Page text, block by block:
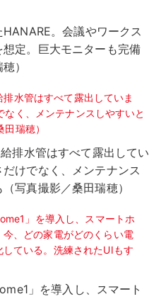
。会議やワークス
定。巨大モニターも完備
）
排水管はすべて露出してい
けでなく、メンテナンス
写真撮影／桑田瑞穂）
」を導入し、スマート